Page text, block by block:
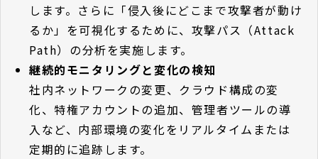
します。さらに「侵入後にどこまで攻撃者が動け
るか」を可視化するために、攻撃パス（Attack
Path）の分析を実施します。
継続的モニタリングと変化の検知
社内ネットワークの変更、クラウド構成の変
化、特権アカウントの追加、管理者ツールの導
入など、内部環境の変化をリアルタイムまたは
定期的に追跡します。